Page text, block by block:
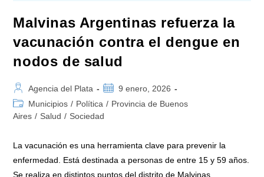
Malvinas Argentinas refuerza la
vacunación contra el dengue en
nodos de salud
Autor
de
la
Agencia del Plata
Publicación
de
la
9 enero, 2026
Categoría
de
Municipios / Política / Provincia de Buenos
Aires / Salud / Sociedad
La vacunación es una herramienta clave para prevenir la
enfermedad. Está destinada a personas de entre 15 y 59 años.
Se realiza en distintos puntos del distrito de Malvinas